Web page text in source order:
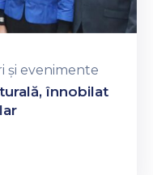
și evenimente
înnobilat